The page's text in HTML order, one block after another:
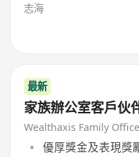
志海
最新
家族辦公室客戶伙
Wealthaxis Family
優厚獎金及表現獎